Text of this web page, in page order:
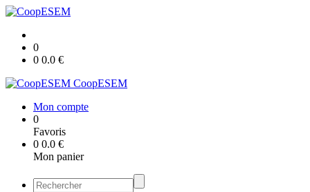
0
0 0.0 €
CoopESEM
Mon compte
0
Favoris
0 0.0 €
Mon panier